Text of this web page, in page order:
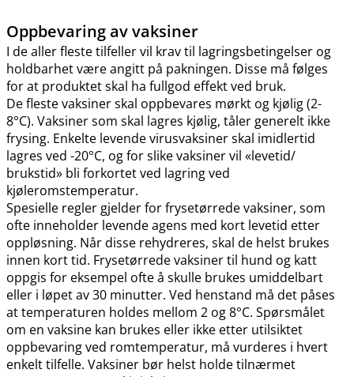
Oppbevaring av vaksiner
I de aller fleste tilfeller vil krav til lagringsbetingelser og
holdbarhet være angitt på pakningen. Disse må følges
for at produktet skal ha fullgod effekt ved bruk.
De fleste vaksiner skal oppbevares mørkt og kjølig (2-
8°C). Vaksiner som skal lagres kjølig, tåler generelt ikke
frysing. Enkelte levende virusvaksiner skal imidlertid
lagres ved -20°C, og for slike vaksiner vil «levetid​/​
brukstid» bli forkortet ved lagring ved
kjøleromstemperatur.
Spesielle regler gjelder for frysetørrede vaksiner, som
ofte inneholder levende agens med kort levetid etter
oppløsning. Når disse rehydreres, skal de helst brukes
innen kort tid. Frysetørrede vaksiner til hund og katt
oppgis for eksempel ofte å skulle brukes umiddelbart
eller i løpet av 30 minutter. Ved henstand må det påses
at temperaturen holdes mellom 2 og 8°C. Spørsmålet
om en vaksine kan brukes eller ikke etter utilsiktet
oppbevaring ved romtemperatur, må vurderes i hvert
enkelt tilfelle. Vaksiner bør helst holde tilnærmet